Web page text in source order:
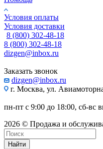
Условия оплаты
Условия доставки
8 (800) 302-48-18
8 (800) 302-48-18
dizgen@inbox.ru
Заказать звонок
dizgen@inbox.ru
г. Москва, ул.
пн-пт с 9:00 до 18:00, сб-вс
2026 © Продажа и
Найти